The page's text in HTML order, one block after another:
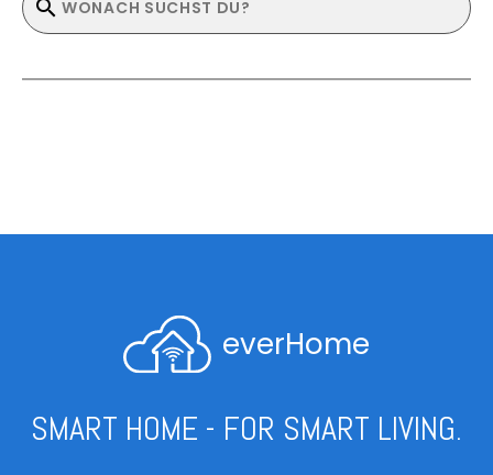
everHome
SMART HOME - FOR SMART LIVING.